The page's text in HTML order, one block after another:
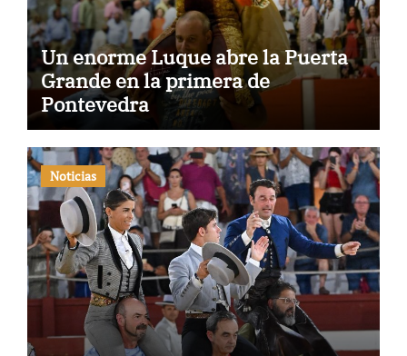
Un enorme Luque abre la Puerta
Grande en la primera de
Pontevedra
Noticias